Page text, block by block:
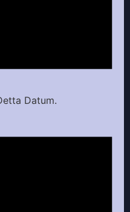
Datum.